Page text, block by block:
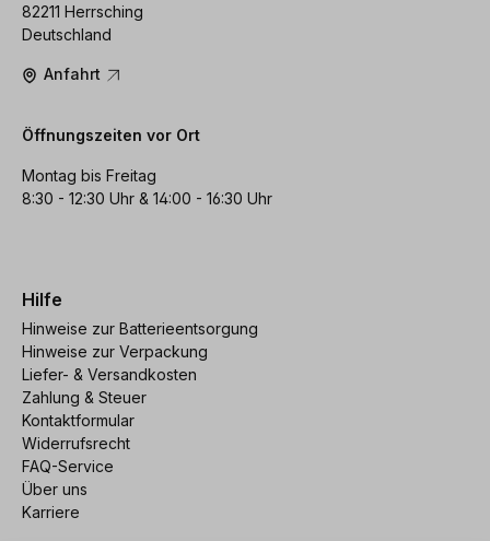
82211 Herrsching
Deutschland
Anfahrt
Öffnungszeiten vor Ort
Montag bis Freitag
8:30 - 12:30 Uhr & 14:00 - 16:30 Uhr
Hilfe
Hinweise zur Batterieentsorgung
Hinweise zur Verpackung
Liefer- & Versandkosten
Zahlung & Steuer
Kontaktformular
Widerrufsrecht
FAQ-Service
Über uns
Karriere